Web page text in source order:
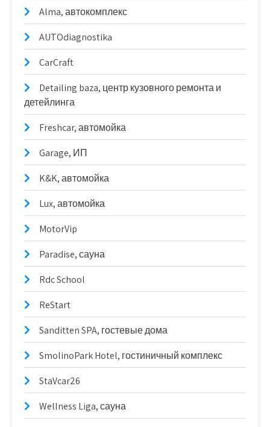
Alma, автокомплекс
AUTOdiagnostika
CarCraft
Detailing baza, центр кузовного ремонта и
детейлинга
Freshcar, автомойка
Garage, ИП
K&K, автомойка
Lux, автомойка
MotorVip
Paradise, сауна
Rdc School
ReStart
Sanditten SPA, гостевые дома
SmolinoPark Hotel, гостиничный комплекс
StaVcar26
Wellness Liga, сауна